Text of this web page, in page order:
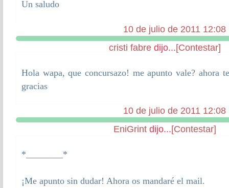
Un saludo
10 de julio de 2011 12:08
cristi fabre dijo...[Contestar]
Hola wapa, que concursazo! me apunto vale? ahora
gracias
10 de julio de 2011 12:08
EniGrint dijo...[Contestar]
*________*
¡Me apunto sin dudar! Ahora os mandaré el mail.